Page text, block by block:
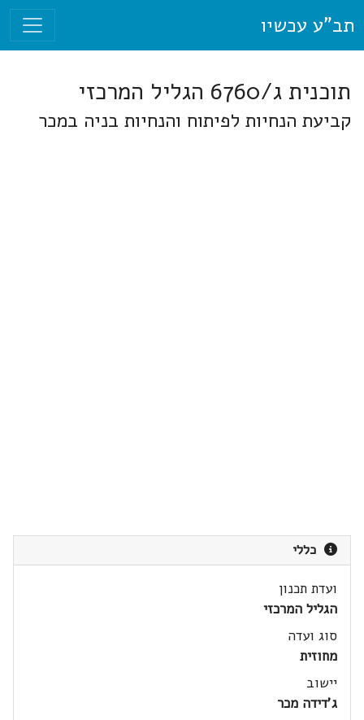
תב"ע עכשיו
תוכנית ג/6760 הגליל המרכזי
קביעת הנחיות לפיתוח והנחיות בניה במכר
כללי
ועדת תכנון
הגליל המרכזי
סוג ועדה
מחוזית
יישוב
ג'דידה מכר